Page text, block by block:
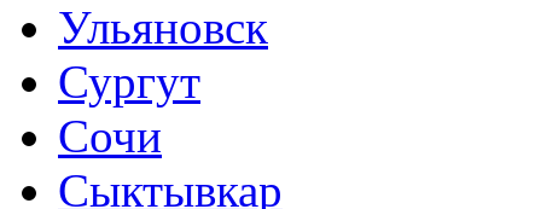
Ульяновск
Сургут
Сочи
Сыктывкар